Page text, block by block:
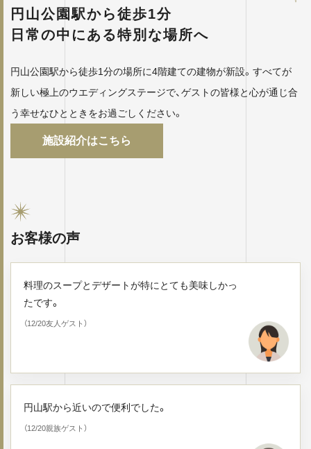
円山公園駅から徒歩1分
日常の中にある特別な場所へ
円山公園駅から徒歩1分の場所に4階建ての建物が新設。すべてが
新しい極上のウエディングステージで、ゲストの皆様と心が通じ合
う幸せなひとときをお過ごしください。
施設紹介はこちら
お客様の声
料理のスープとデザートが特にとても美味しかっ
たです。
（12/20友人ゲスト）
円山駅から近いので便利でした。
（12/20親族ゲスト）